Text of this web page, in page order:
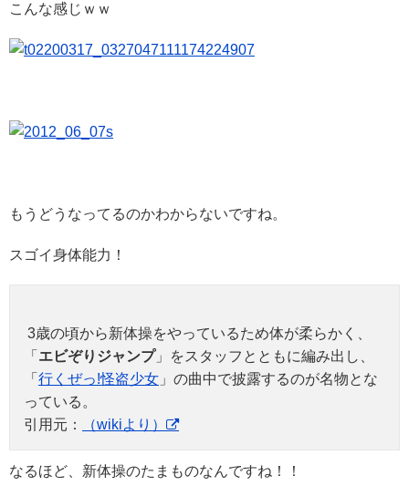
こんな感じｗｗ
もうどうなってるのかわからないですね。
スゴイ身体能力！
3歳の頃から新体操をやっているため体が柔らかく、
「 エビぞりジャンプ」をスタッフとともに編み出し、
「 行くぜっ!怪盗少女 」の曲中で披露するのが名物とな
っている。
引用元：
（wikiより）
なるほど、新体操のたまものなんですね！！